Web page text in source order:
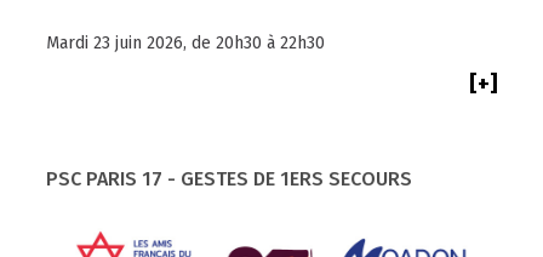
Mardi 23 juin 2026, de 20h30 à 22h30
[+]
PSC PARIS 17 - GESTES DE 1ERS SECOURS